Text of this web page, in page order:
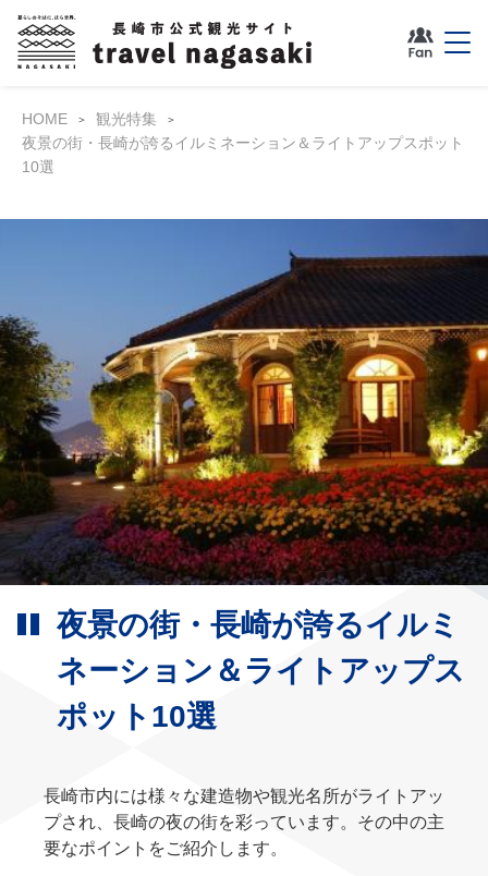
HOME
観光特集
夜景の街・長崎が誇るイルミネーション＆ライトアップスポット
10選
夜景の街・長崎が誇るイルミ
ネーション＆ライトアップス
ポット10選
長崎市内には様々な建造物や観光名所がライトアッ
プされ、長崎の夜の街を彩っています。その中の主
要なポイントをご紹介します。